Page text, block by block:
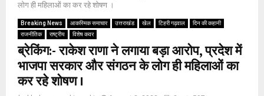
लोग ही महिलाओं का कर रहे शोषण ।
Breaking News आकस्मिक समाचार उत्तराखंड खेल टिहरी गढ़वाल
दिन की कहानी
राजनीतिक
राष्ट्रीय विशेष कवर
ब्रेकिंग:- राकेश राणा ने लगाया बड़ा आरोप, प्रदेश में
भाजपा सरकार और संगठन के लोग ही महिलाओं का
कर रहे शोषण ।